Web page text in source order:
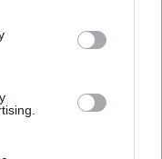
in below Google
nazionali
al caldo durante
l’Epifania del
possono